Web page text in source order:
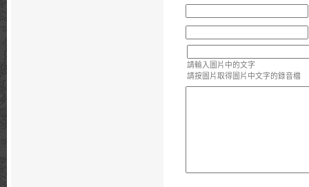
請輸入圖片中的文字
請按圖片取得圖片中文字的錄音檔